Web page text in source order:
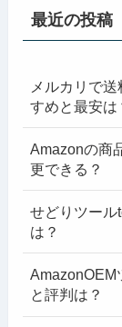
最近の投稿
メルカリで
すめと最安は
Amazonの商
更できる？
せどりツー
は？
AmazonOEM
と評判は？